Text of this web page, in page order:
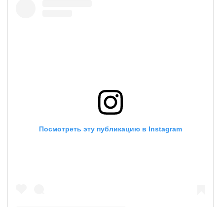
Посмотреть эту публикацию в Instagram